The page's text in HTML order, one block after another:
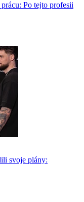
Po tejto profesii
svoje plány: